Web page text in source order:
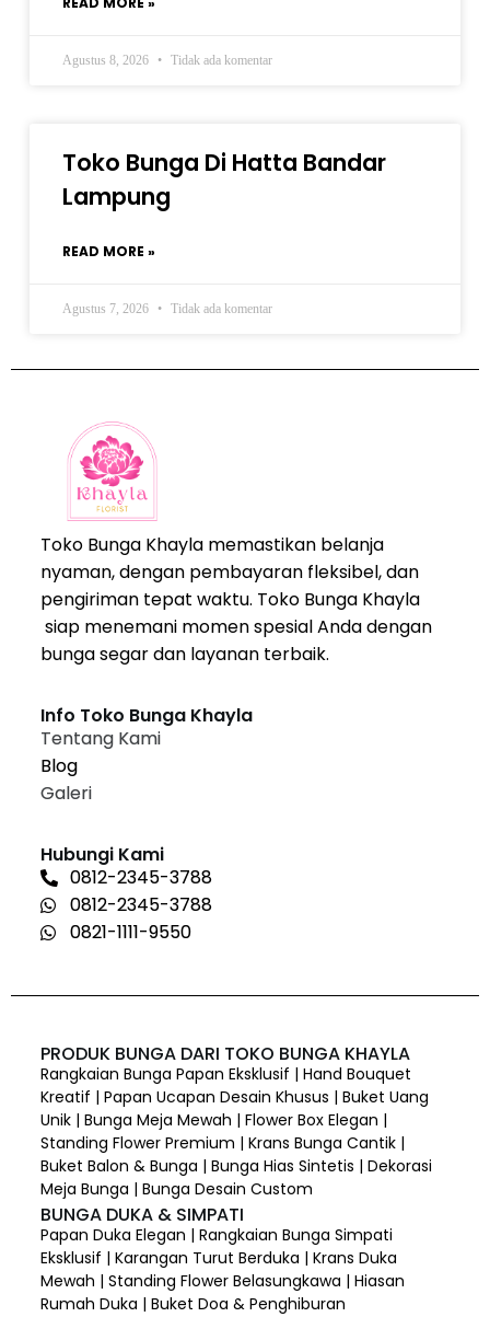
Agustus 8, 2026 Tidak ada komentar
Toko Bunga Di Hatta Bandar
Lampung
READ MORE »
Agustus 7, 2026 Tidak ada komentar
Toko Bunga Khayla memastikan belanja
nyaman, dengan pembayaran fleksibel, dan
pengiriman tepat waktu. Toko Bunga Khayla
siap menemani momen spesial Anda dengan
bunga segar dan layanan terbaik.
Info Toko Bunga Khayla
Tentang Kami
Blog
Galeri
Hubungi Kami
0812-2345-3788
0812-2345-3788
0821-1111-9550
PRODUK BUNGA DARI TOKO BUNGA KHAYLA
Rangkaian Bunga Papan Eksklusif | Hand Bouquet
Kreatif | Papan Ucapan Desain Khusus | Buket Uang
Unik | Bunga Meja Mewah | Flower Box Elegan |
Standing Flower Premium | Krans Bunga Cantik |
Buket Balon & Bunga | Bunga Hias Sintetis | Dekorasi
Meja Bunga | Bunga Desain Custom
BUNGA DUKA & SIMPATI
Papan Duka Elegan | Rangkaian Bunga Simpati
Eksklusif | Karangan Turut Berduka | Krans Duka
Mewah | Standing Flower Belasungkawa | Hiasan
Rumah Duka | Buket Doa & Penghiburan